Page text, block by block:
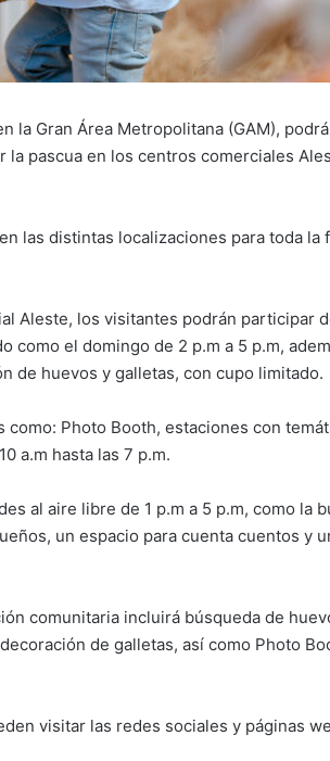
la Gran Área Metropolitana (GAM),
pascua en los centros comerciales
las distintas localizaciones para toda la
Aleste, los visitantes podrán participar
como el domingo de 2 p.m a 5 p.m,
de huevos y galletas, con cupo limitado.
Photo Booth, estaciones con
a.m hasta las 7 p.m.
al aire libre de 1 p.m a 5 p.m, como la
un espacio para cuenta cuentos y
comunitaria incluirá búsqueda de
de galletas, así como Photo
visitar las redes sociales y páginas